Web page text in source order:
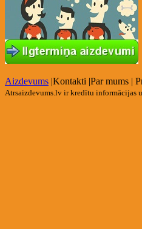
Aizdevums |Kontakti |Par mums |
Atrsaizdevums.lv ir kredītu informācijas